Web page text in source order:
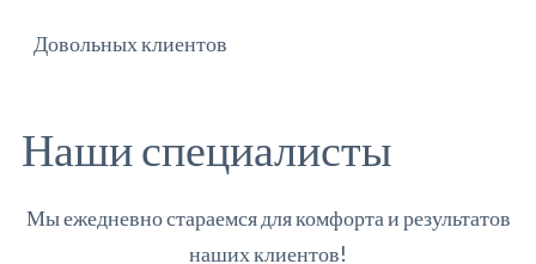
Довольных клиентов
Наши специалисты
Мы ежедневно стараемся для комфорта и результатов
наших клиентов!